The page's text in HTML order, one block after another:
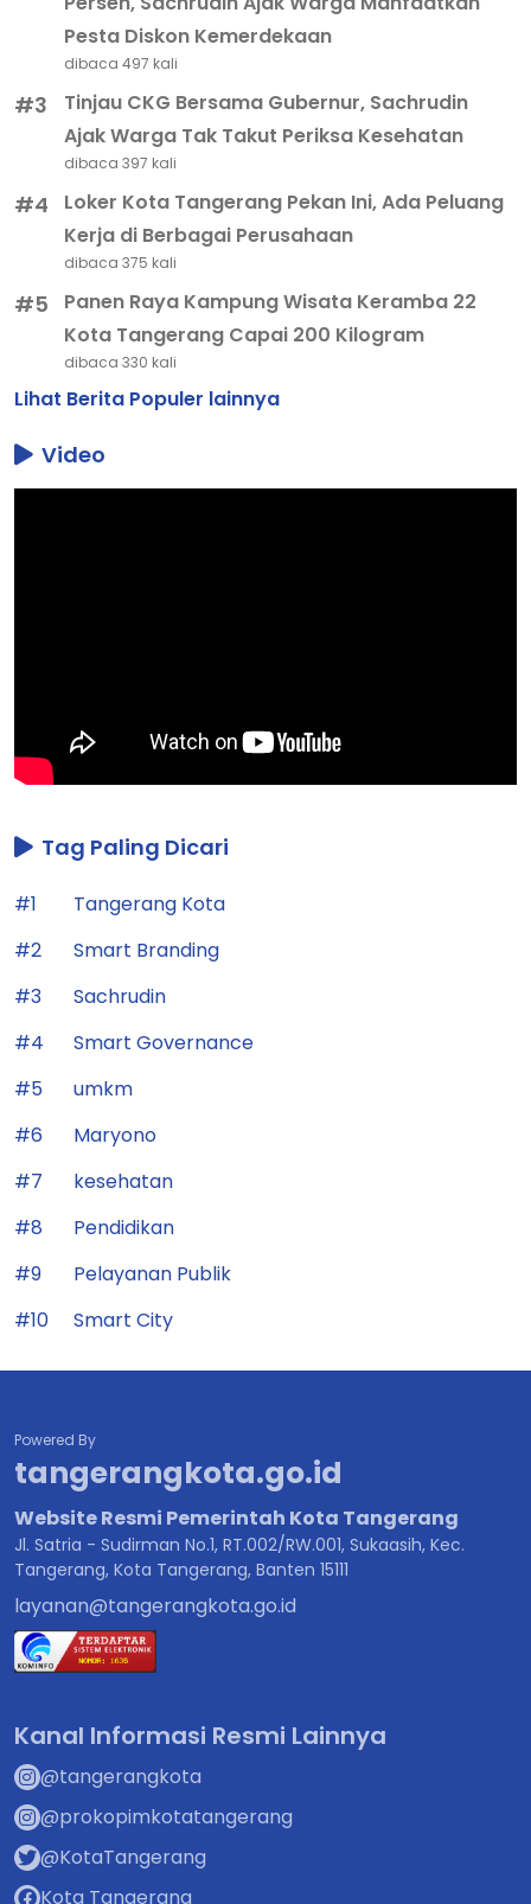
Pesta Diskon Kemerdekaan
dibaca 497 kali
#3
Tinjau CKG Bersama Gubernur, Sachrudin
Ajak Warga Tak Takut Periksa Kesehatan
dibaca 397 kali
#4
Loker Kota Tangerang Pekan Ini, Ada Peluang
Kerja di Berbagai Perusahaan
dibaca 375 kali
#5
Panen Raya Kampung Wisata Keramba 22
Kota Tangerang Capai 200 Kilogram
dibaca 330 kali
Lihat Berita Populer lainnya
Video
Tag Paling Dicari
#1
Tangerang Kota
#2
Smart Branding
#3
Sachrudin
#4
Smart Governance
#5
umkm
#6
Maryono
#7
kesehatan
#8
Pendidikan
#9
Pelayanan Publik
#10
Smart City
Powered By
tangerangkota.go.id
Website Resmi Pemerintah Kota Tangerang
Jl. Satria - Sudirman No.1, RT.002/RW.001, Sukaasih, Kec.
Tangerang, Kota Tangerang, Banten 15111
layanan@tangerangkota.go.id
Kanal Informasi Resmi Lainnya
@tangerangkota
@prokopimkotatangerang
@KotaTangerang
Kota Tangerang